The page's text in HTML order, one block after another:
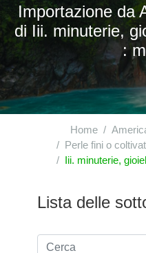
Importazione da
di Iii. minuterie,
:
Home
Perle fini o coltivate, pietre preziose (gemme), pietre semipreziose (fini) o simili,
Iii. minuterie,
Lista delle